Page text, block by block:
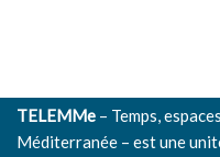
TELEMMe – Temps,
Méditerranée – est une